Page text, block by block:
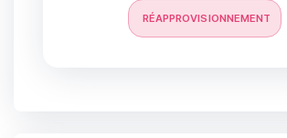
RÉAPPROVISIONNEMENT